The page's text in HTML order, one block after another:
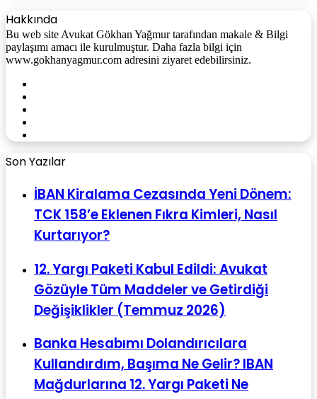
Hakkında
Bu web site Avukat Gökhan Yağmur tarafından makale & Bilgi
paylaşımı amacı ile kurulmuştur. Daha fazla bilgi için
www.gokhanyagmur.com adresini ziyaret edebilirsiniz.
Son Yazılar
İBAN Kiralama Cezasında Yeni Dönem:
TCK 158’e Eklenen Fıkra Kimleri, Nasıl
Kurtarıyor?
12. Yargı Paketi Kabul Edildi: Avukat
Gözüyle Tüm Maddeler ve Getirdiği
Değişiklikler (Temmuz 2026)
Banka Hesabımı Dolandırıcılara
Kullandırdım, Başıma Ne Gelir? IBAN
Mağdurlarına 12. Yargı Paketi Ne